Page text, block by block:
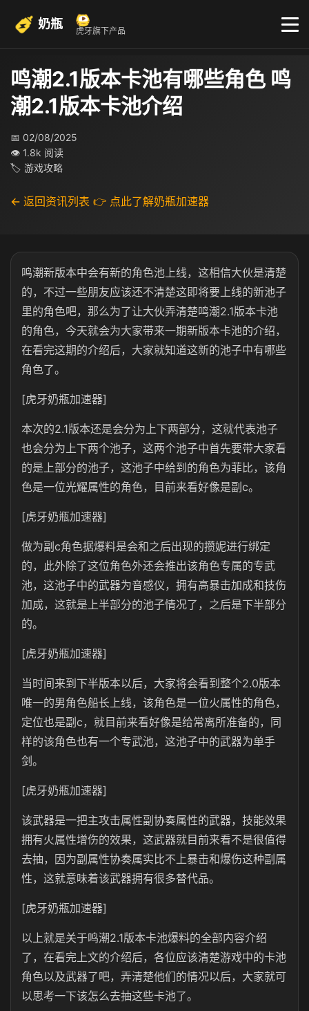
奶瓶 虎牙旗下产品
鸣潮2.1版本卡池有哪些角色 鸣
潮2.1版本卡池介绍
📅 02/08/2025
👁 1.8k 阅读
🏷 游戏攻略
← 返回资讯列表 👉 点此了解奶瓶加速器
鸣潮新版本中会有新的角色池上线，这相信大伙是清楚
的，不过一些朋友应该还不清楚这即将要上线的新池子
里的角色吧，那么为了让大伙弄清楚鸣潮2.1版本卡池
的角色，今天就会为大家带来一期新版本卡池的介绍，
在看完这期的介绍后，大家就知道这新的池子中有哪些
角色了。
[虎牙奶瓶加速器]
本次的2.1版本还是会分为上下两部分，这就代表池子
也会分为上下两个池子，这两个池子中首先要带大家看
的是上部分的池子，这池子中给到的角色为菲比，该角
色是一位光耀属性的角色，目前来看好像是副c。
[虎牙奶瓶加速器]
做为副c角色据爆料是会和之后出现的攒妮进行绑定
的，此外除了这位角色外还会推出该角色专属的专武
池，这池子中的武器为音感仪，拥有高暴击加成和技伤
加成，这就是上半部分的池子情况了，之后是下半部分
的。
[虎牙奶瓶加速器]
当时间来到下半版本以后，大家将会看到整个2.0版本
唯一的男角色船长上线，该角色是一位火属性的角色，
定位也是副c，就目前来看好像是给常离所准备的，同
样的该角色也有一个专武池，这池子中的武器为单手
剑。
[虎牙奶瓶加速器]
该武器是一把主攻击属性副协奏属性的武器，技能效果
拥有火属性增伤的效果，这武器就目前来看不是很值得
去抽，因为副属性协奏属实比不上暴击和爆伤这种副属
性，这就意味着该武器拥有很多替代品。
[虎牙奶瓶加速器]
以上就是关于鸣潮2.1版本卡池爆料的全部内容介绍
了，在看完上文的介绍后，各位应该清楚游戏中的卡池
角色以及武器了吧，弄清楚他们的情况以后，大家就可
以思考一下该怎么去抽这些卡池了。